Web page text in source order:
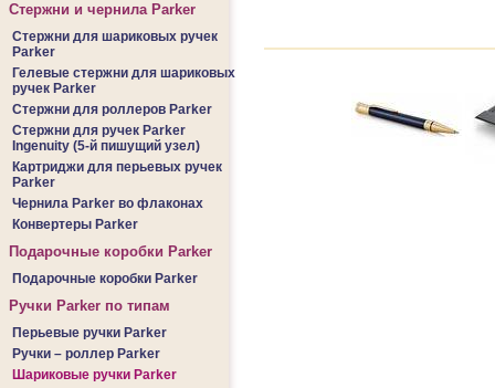
Стержни и чернила Parker
Стержни для шариковых ручек
Parker
Гелевые стержни для шариковых
ручек Parker
Стержни для роллеров Parker
Стержни для ручек Parker
Ingenuity (5-й пишущий узел)
Картриджи для перьевых ручек
Parker
Чернила Parker во флаконах
Конвертеры Parker
Подарочные коробки Parker
Подарочные коробки Parker
Ручки Parker по типам
Перьевые ручки Parker
Ручки – роллер Parker
Шариковые ручки Parker